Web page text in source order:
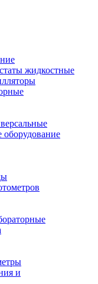
жидкостные
оборудование
и